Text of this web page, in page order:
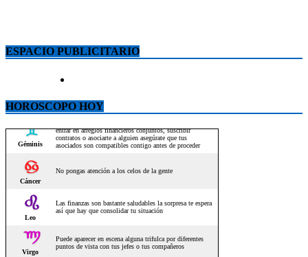
ESPACIO PUBLICITARIO
HOROSCOPO HOY